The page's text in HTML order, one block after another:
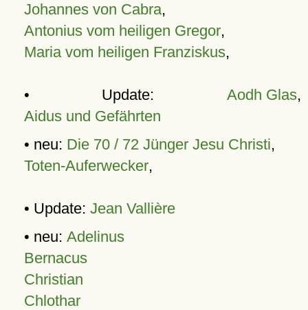
Johannes von Cabra,
Antonius vom heiligen Gregor,
Maria vom heiligen Franziskus,
• Update: Aodh Glas,
Aidus und Gefährten
• neu: Die 70 / 72 Jünger Jesu Christi,
Toten-Auferwecker,
• Update: Jean Vallière
• neu: Adelinus
Bernacus
Christian
Chlothar